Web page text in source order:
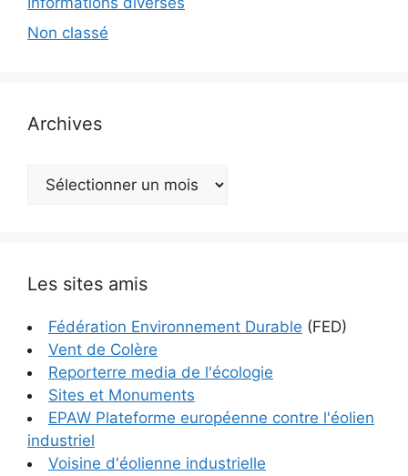
Non classé
Archives
Archives
Les sites amis
Fédération Environnement Durable (FED)
Vent de Colère
Reporterre media de l'écologie
Sites et Monuments
EPAW Plateforme européenne contre l'éolien
industriel
Voisine d'éolienne industrielle